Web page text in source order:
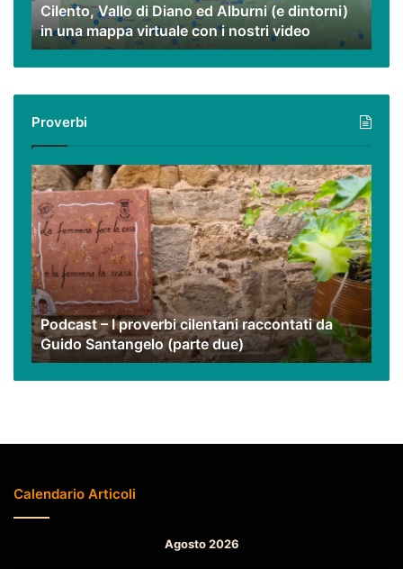
una
mappa
virtuale
nostri
video
Cilento, Vallo di Diano ed Alburni (e dintorni)
in una mappa virtuale con i nostri video
Proverbi
Podcast
–
I
proverbi
cilentani
raccontati
da
Guido
Santangelo
(parte
due)
Podcast – I proverbi cilentani raccontati da
Guido Santangelo (parte due)
Calendario Articoli
Agosto 2026